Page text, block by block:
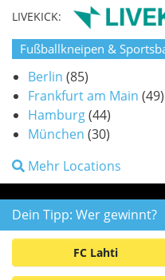
LIVEKICK:
Fußballkneipen &
Berlin (85)
Frankfurt am Main (49)
Hamburg(44)
München (30)
Mehr Locations
Dein Tipp: Wer gewinnt?
FC Lahti